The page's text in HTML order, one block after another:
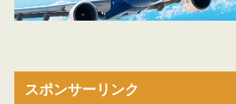
スポンサーリンク